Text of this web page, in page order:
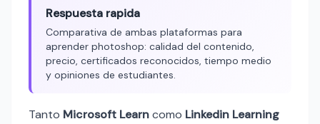
Respuesta rapida
Comparativa de ambas plataformas para
aprender photoshop: calidad del contenido,
precio, certificados reconocidos, tiempo medio
y opiniones de estudiantes.
Tanto Microsoft Learncomo Linkedin Learning